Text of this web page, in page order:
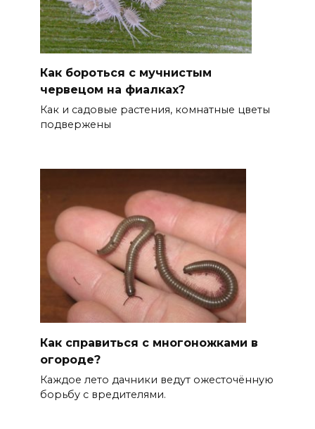
Как бороться с мучнистым
червецом на фиалках?
Как и садовые растения, комнатные цветы
подвержены
Как справиться с многоножками в
огороде?
Каждое лето дачники ведут ожесточённую
борьбу с вредителями.